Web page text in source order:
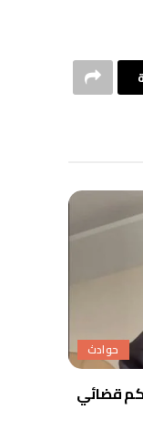
حوادث
قضائي